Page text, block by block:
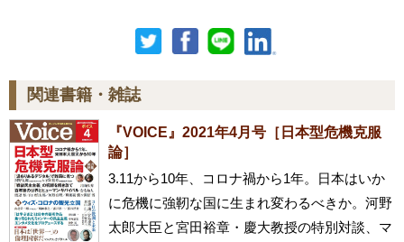
関連書籍・雑誌
『VOICE』2021年4月号［日本型危機克服
論］
3.11から10年、コロナ禍から1年。日本はいか
に危機に強靭な国に生まれ変わるべきか。河野
太郎大臣と宮田裕章・慶大教授の特別対談、マ